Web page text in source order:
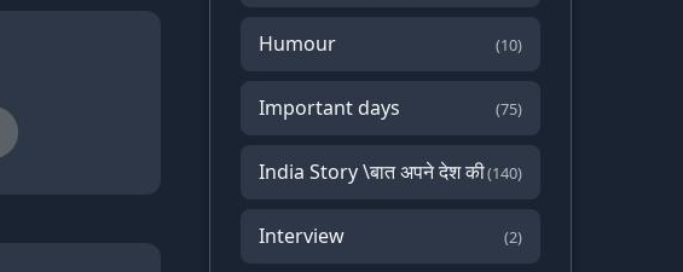
Humour (10)
Important days (75)
India Story \बात अपने देश की(140)
Interview (2)